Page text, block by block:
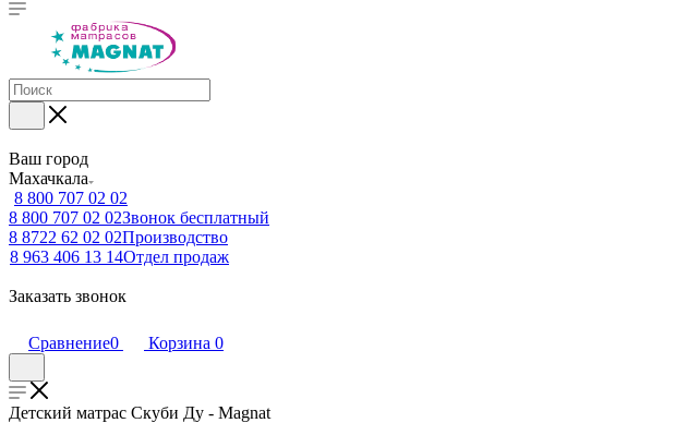
Ваш город
Махачкала
8 800 707 02 02
8 800 707 02 02Звонок бесплатный
8 8722 62 02 02Производство
8 963 406 13 14Отдел продаж
Заказать звонок
Сравнение0 Корзина 0
Детский матрас Скуби Ду - Magnat